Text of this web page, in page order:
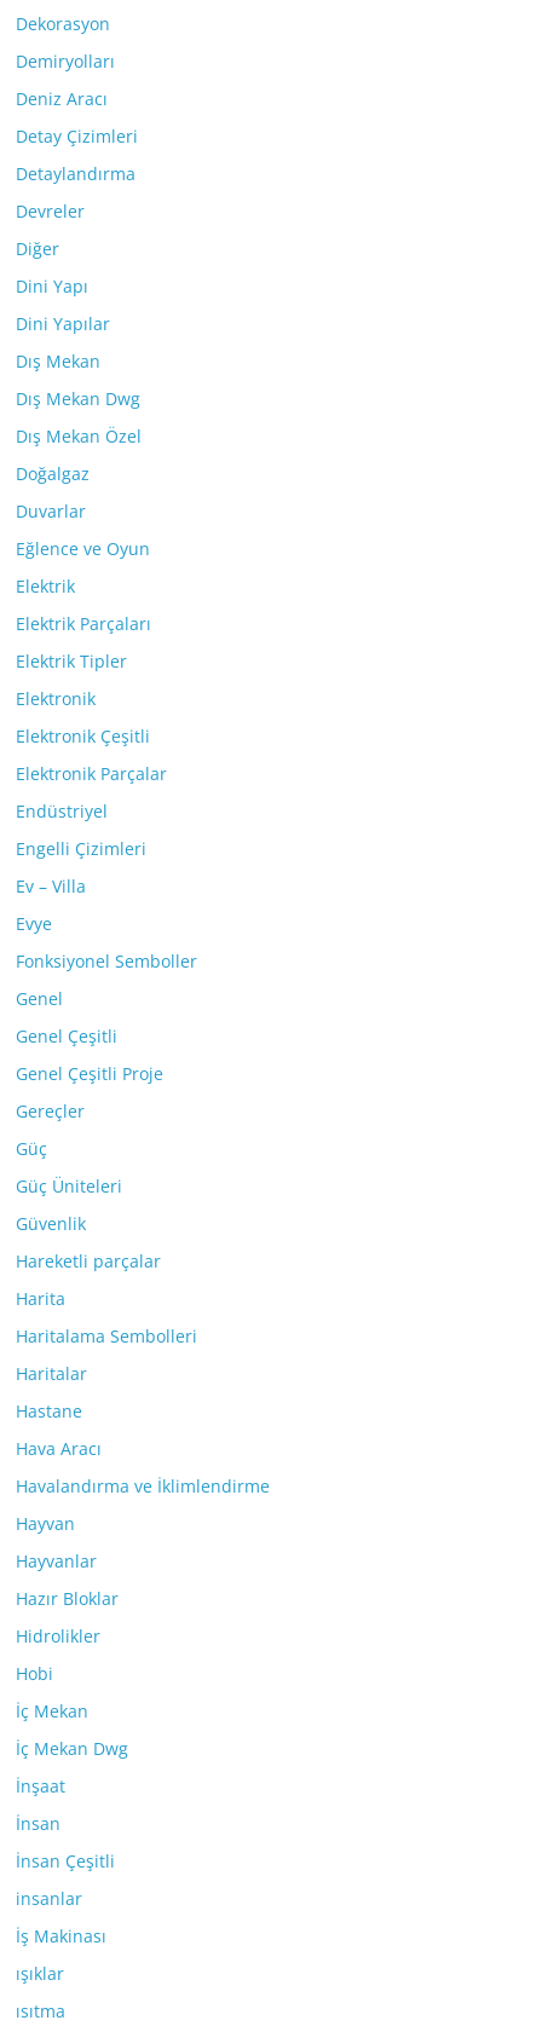
Dekorasyon
Demiryolları
Deniz Aracı
Detay Çizimleri
Detaylandırma
Devreler
Diğer
Dini Yapı
Dini Yapılar
Dış Mekan
Dış Mekan Dwg
Dış Mekan Özel
Doğalgaz
Duvarlar
Eğlence ve Oyun
Elektrik
Elektrik Parçaları
Elektrik Tipler
Elektronik
Elektronik Çeşitli
Elektronik Parçalar
Endüstriyel
Engelli Çizimleri
Ev – Villa
Evye
Fonksiyonel Semboller
Genel
Genel Çeşitli
Genel Çeşitli Proje
Gereçler
Güç
Güç Üniteleri
Güvenlik
Hareketli parçalar
Harita
Haritalama Sembolleri
Haritalar
Hastane
Hava Aracı
Havalandırma ve İklimlendirme
Hayvan
Hayvanlar
Hazır Bloklar
Hidrolikler
Hobi
İç Mekan
İç Mekan Dwg
İnşaat
İnsan
İnsan Çeşitli
insanlar
İş Makinası
ışıklar
ısıtma